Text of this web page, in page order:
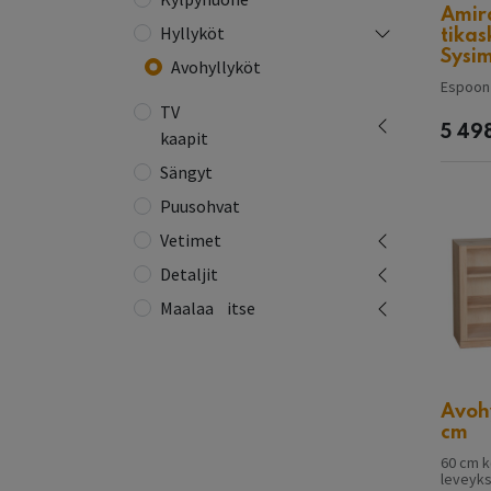
Hyllyköt
Avohyllyköt
TV
kaapit
Sängyt
Puusohvat
Vetimet
Detaljit
Maalaa⠀itse
5
cm
60 cm